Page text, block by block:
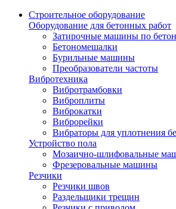
Строительное оборудование
Оборудование для бетонных работ
Затирочные машины по
Бетономешалки
Бурильные машины
Преобразователи частоты
Вибротехника
Вибротрамбовки
Виброплиты
Виброкатки
Виброрейки
Вибраторы для уплотнения
Устройство пола
Мозаично-шлифовальные
Фрезеровальные машины
Резчики
Резчики швов
Раздельщики трещин